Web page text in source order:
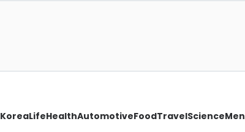
KoreaLifeHealthAutomotiveFoodTravelScienceMen